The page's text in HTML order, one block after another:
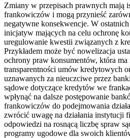
Zmiany w przepisach prawnych mają
frankowiczów i mogą przynieść
negatywne konsekwencje. W
inicjatyw mających na celu ochronę
uregulowanie kwestii związanych z
Przykładem może być nowelizacja
ochrony praw konsumentów, która ma
transparentności umów kredytowych
uznawanych za nieuczciwe przez
sądowe dotyczące kredytów we
wpłynąć na dalsze postępowanie
frankowiczów do podejmowania
zwrócić uwagę na działania instytucji
odpowiedzi na rosnącą liczbę spraw
programy ugodowe dla swoich